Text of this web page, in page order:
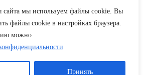
сайта мы используем файлы cookie. Вы
файлы cookie в настройках браузера.
можно
Принять